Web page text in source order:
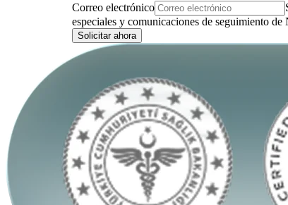
Correo electrónico
especiales y comunicaciones de seguimiento
Solicitar ahora